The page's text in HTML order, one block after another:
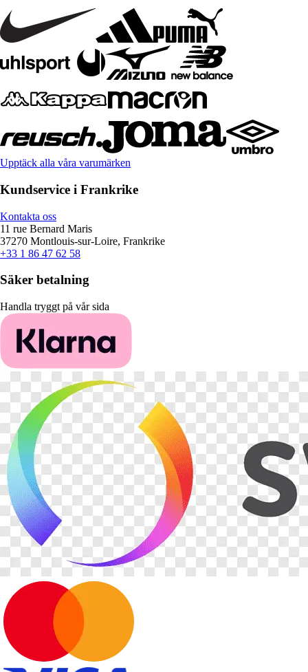
Upptäck alla våra varumärken
Kundservice i Frankrike
Kontakta oss
11 rue Bernard Maris
37270 Montlouis-sur-Loire, Frankrike
+33 1 86 47 62 58
Säker betalning
Handla tryggt på vår sida